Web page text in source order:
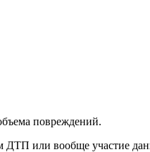
повреждений.
ДТП или вообще участие